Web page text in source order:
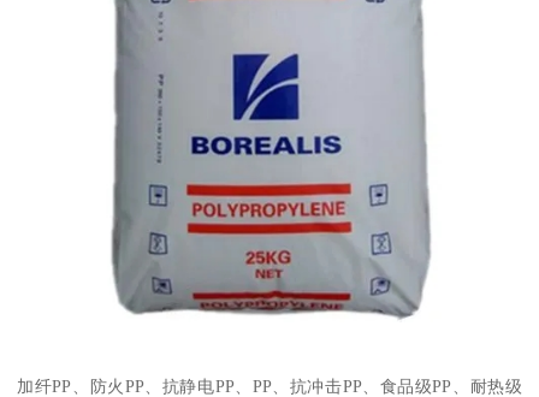
加纤PP 、防火 PP 、抗静电PP PP 、抗冲击PP 、食品级PP 、耐热级